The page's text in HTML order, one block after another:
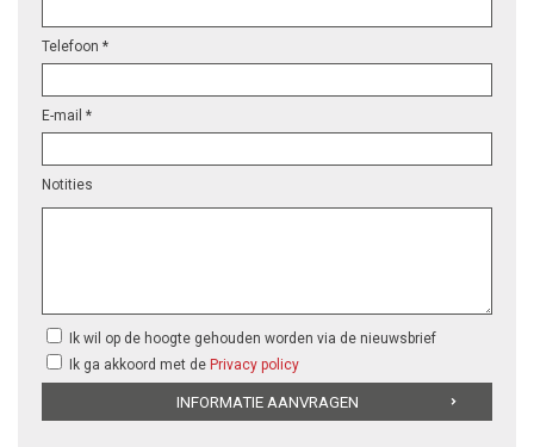
Telefoon *
E-mail *
Notities
Ik wil op de hoogte gehouden worden via de nieuwsbrief
Ik ga akkoord met de Privacy policy